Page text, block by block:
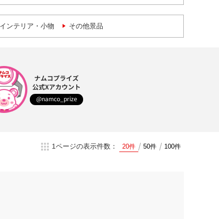
ンテリア・小物 その他景品
ナムコプライズ
公式Xアカウント
@namco_prize
1ページの表示件数： 20件 50件 100件